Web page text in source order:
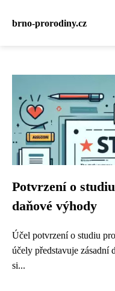
brno-prorodiny.cz
Potvrzení o
daňové výhody
Účel potvrzení o studiu
účely představuje zásadní
si...